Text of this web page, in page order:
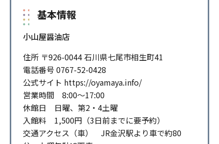
基本情報
小山屋醤油店
住所 〒926-0044 石川県七尾市相生町41
電話番号 0767-52-0428
公式サイト https://oyamaya.info/
営業時間 8:00～17:00
休館日 日曜、第2・4土曜
入館料 1,500円（3日前までに要予約）
交通アクセス（車） JR金沢駅より車で約80